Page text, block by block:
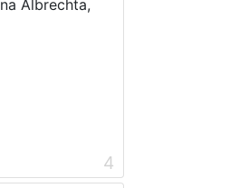
Albrechta,
4